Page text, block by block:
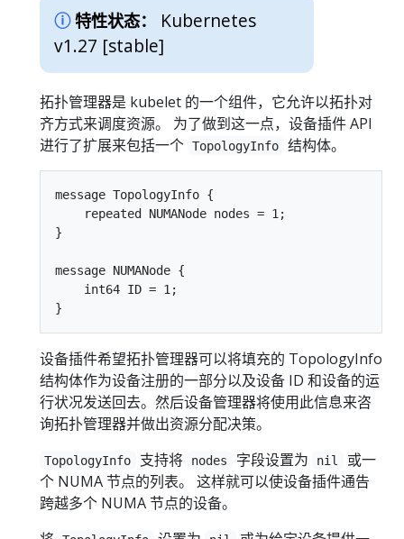
特性状态：
Kubernetes
v1.27 [stable]
拓扑管理器是 kubelet 的一个组件，它允许以拓扑对
齐方式来调度资源。 为了做到这一点，设备插件 API
进行了扩展来包括一个 TopologyInfo 结构体。
message TopologyInfo {
    repeated NUMANode nodes = 1;
}
message NUMANode {
    int64 ID = 1;
设备插件希望拓扑管理器可以将填充的 TopologyInfo
结构体作为设备注册的一部分以及设备 ID 和设备的运
行状况发送回去。然后设备管理器将使用此信息来咨
询拓扑管理器并做出资源分配决策。
TopologyInfo 支持将 nodes 字段设置为 nil
或一
个 NUMA 节点的列表。 这样就可以使设备插件通告
跨越多个 NUMA 节点的设备。